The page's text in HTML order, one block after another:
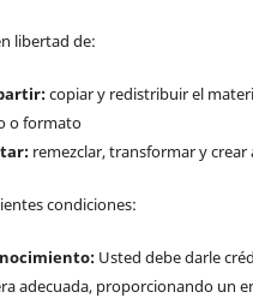
libertad de:
copiar y redistribuir el
o formato
remezclar, transformar y crear
condiciones:
Usted debe darle
adecuada, proporcionando un